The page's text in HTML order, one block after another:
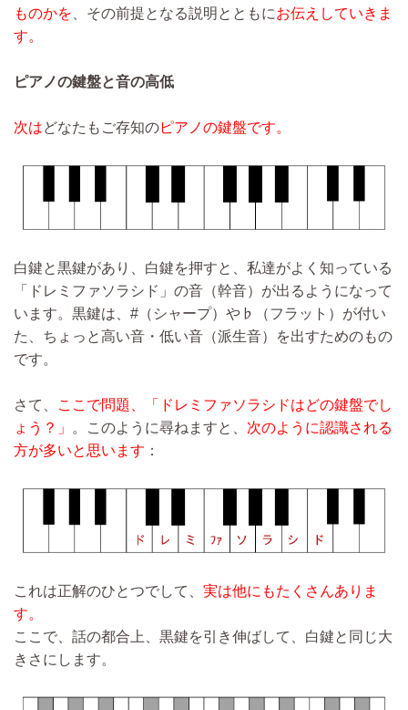
ものかを 、その前提となる説明とともにお伝えしていきま
す。
ピアノの鍵盤と音の高低
次はどなたもご存知のピアノの鍵盤です。
白鍵と黒鍵があり、白鍵を押すと、私達がよく知っている
「ドレミファソラシド」の音（幹音）が出るようになって
います。黒鍵は、#（シャープ）や♭（フラット）が付い
た、ちょっと高い音・低い音（派生音）を出すためのもの
です。
さて、
ここで問題、「ドレミファソラシドはどの鍵盤でし
ょう？」
。このように尋ねますと、 次のように認識される
方が多いと思います ：
これは正解のひとつでして、 実は他にもたくさんありま
す。
ここで、話の都合上、黒鍵を引き伸ばして、白鍵と同じ大
きさにします。